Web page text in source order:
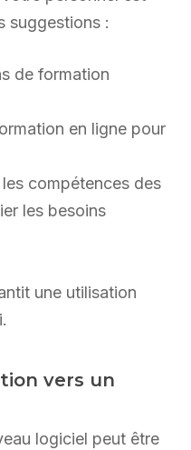
suggestions :
de formation
en ligne pour
compétences des
les besoins
une utilisation
vers un
logiciel peut être